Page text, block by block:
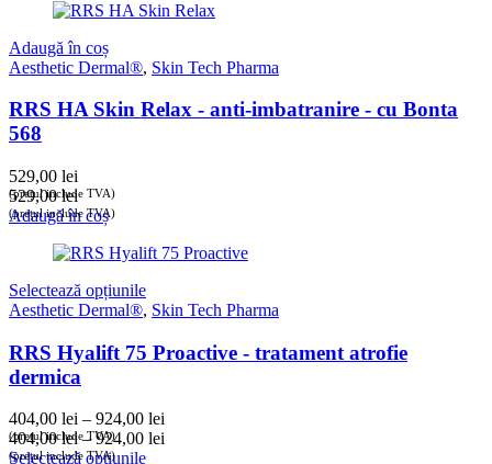
Adaugă în coș
Aesthetic Dermal®, Skin Tech Pharma
RRS HA Skin Relax - anti-imbatranire - cu Bonta
568
529,00 lei
(prețul include TVA)
529,00lei
(prețul include TVA)
Adaugă în coș
Selectează opțiunile
Aesthetic Dermal®, Skin Tech Pharma
RRS Hyalift 75 Proactive - tratament atrofie
dermica
404,00 lei – 924,00 lei
(prețul include TVA)
404,00lei – 924,00 lei
(prețul include TVA)
Selectează opțiunile